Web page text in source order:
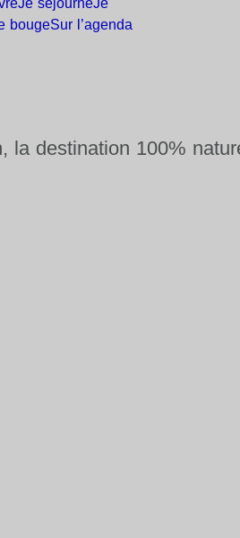
Je séjourneJe
bougeSur l’agenda
la destination 100%